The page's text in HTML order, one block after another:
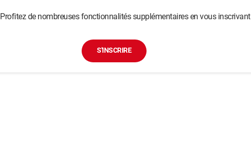
Profitez de nombreuses fonctionnalités supplémentaires en vous inscrivant
S'INSCRIRE